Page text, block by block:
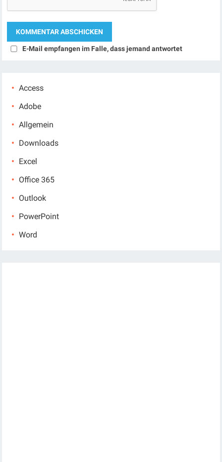
E-Mail empfangen im Falle, dass jemand antwortet
Access
Adobe
Allgemein
Downloads
Excel
Office 365
Outlook
PowerPoint
Word